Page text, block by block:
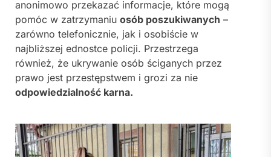
anonimowo przekazać informacje, które mogą
pomóc w zatrzymaniu osób poszukiwanych –
zarówno telefonicznie, jak i osobiście w
najbliższej ednostce policji. Przestrzega
również, że ukrywanie osób ściganych przez
prawo jest przestępstwem i grozi za nie
odpowiedzialność karna.